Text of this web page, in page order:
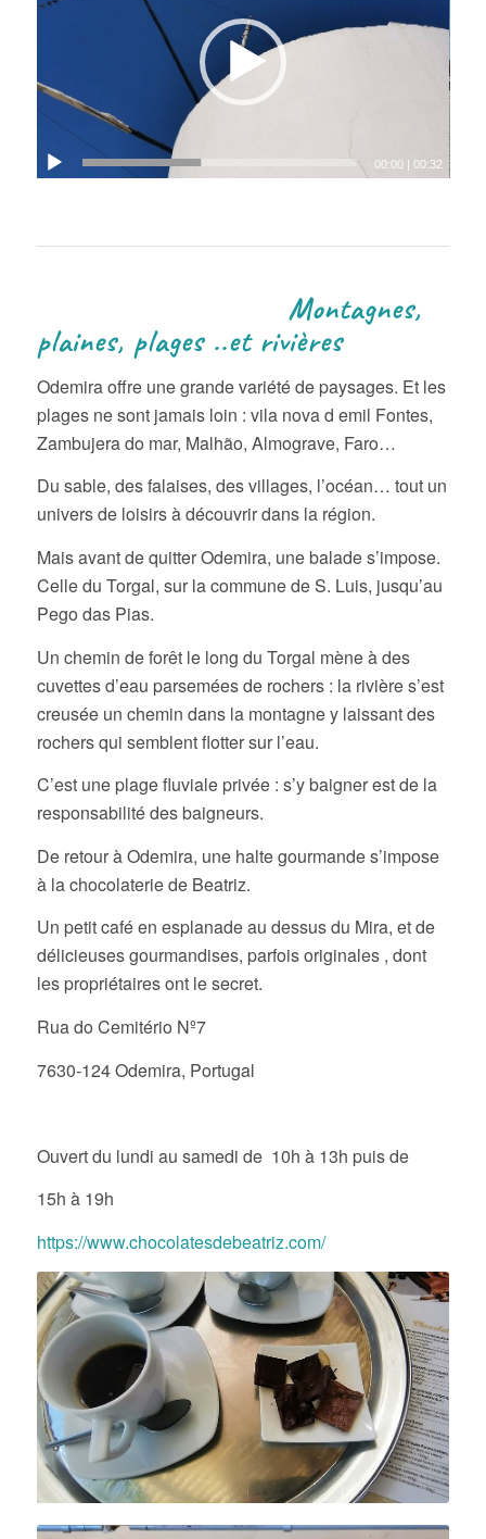
00:00 |00:32
Montagnes,
plaines, plages ..et rivières
Odemira offre une grande variété de paysages. Et les
plages ne sont jamais loin : vila nova d emil Fontes,
Zambujera do mar, Malhão, Almograve, Faro…
Du sable, des falaises, des villages, l’océan… tout un
univers de loisirs à découvrir dans la région.
Mais avant de quitter Odemira, une balade s’impose.
Celle du Torgal, sur la commune de S. Luis, jusqu’au
Pego das Pias.
Un chemin de forêt le long du Torgal mène à des
cuvettes d’eau parsemées de rochers : la rivière s’est
creusée un chemin dans la montagne y laissant des
rochers qui semblent flotter sur l’eau.
C’est une plage fluviale privée : s’y baigner est de la
responsabilité des baigneurs.
De retour à Odemira, une halte gourmande s’impose
à la chocolaterie de Beatriz.
Un petit café en esplanade au dessus du Mira, et de
délicieuses gourmandises, parfois originales , dont
les propriétaires ont le secret.
Rua do Cemitério Nº7
7630-124 Odemira, Portugal
Ouvert du lundi au samedi de 10h à 13h puis de
15h à 19h
https://www.chocolatesdebeatriz.com/